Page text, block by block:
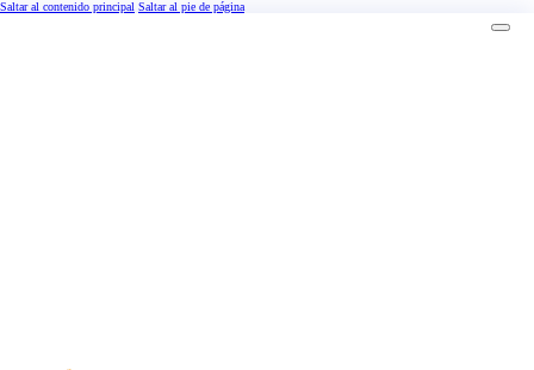
Saltar al contenido principal Saltar al pie de página